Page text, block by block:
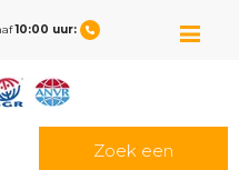
10:00 uur:
Zoek een